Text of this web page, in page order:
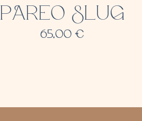
PAREO SLUG
65,00€